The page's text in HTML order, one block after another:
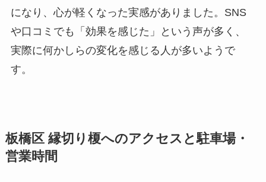
になり、心が軽くなった実感がありました。SNS
や口コミでも「効果を感じた」という声が多く、
実際に何かしらの変化を感じる人が多いようで
す。
板橋区 縁切り榎へのアクセスと駐車場・
営業時間